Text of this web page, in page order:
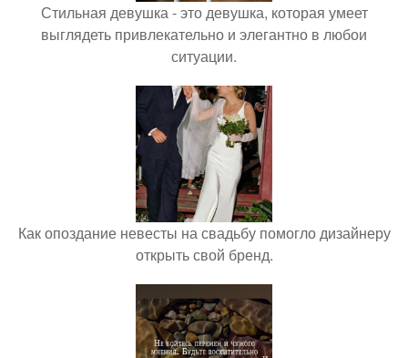
Стильная девушка - это девушка, которая умеет
выглядеть привлекательно и элегантно в любои
ситуации.
Как опоздание невесты на свадьбу помогло дизайнеру
открыть свой бренд.